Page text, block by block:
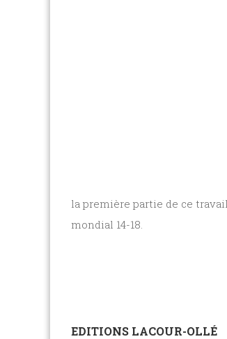
la première partie de ce
mondial 14-18.
EDITIONS LACOUR-OLLÉ